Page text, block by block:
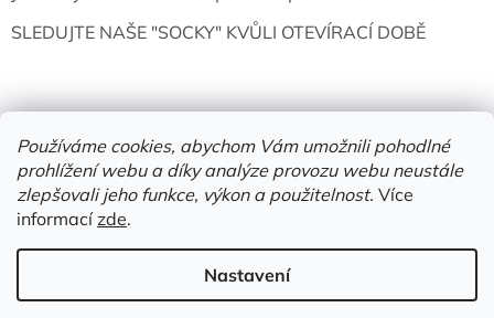
Používáme cookies, abychom Vám umožnili pohodlné
prohlížení webu a díky analýze provozu webu neustále
zlepšovali jeho funkce, výkon a použitelnost. Více
informacízde.
Nastavení
SLEDUJTE NAŠE "SOCKY" KVŮLI OTEVÍRACÍ DOBĚ
Vytvořil Shoptet